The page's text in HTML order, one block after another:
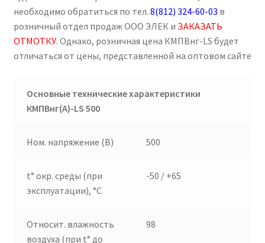
необходимо обратиться по тел. 8(812) 324-60-03 в
розничный отдел продаж ООО ЭЛЕК и ЗАКАЗАТЬ
ОТМОТКУ. Однако, розничная цена КМПВнг-LS будет
отличаться от цены, представленной на оптовом сайте
Основные технические характеристики
КМПВнг(А)-LS 500
Ном. напряжение (В) 500
t° окр. среды (при
эксплуатации), °C
-50 / +65
Относит. влажность
воздуха (при t° до
98